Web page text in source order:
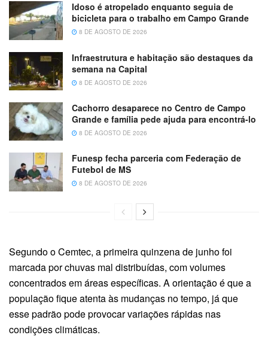
Idoso é atropelado enquanto seguia de
bicicleta para o trabalho em Campo Grande
8 DE AGOSTO DE 2026
Infraestrutura e habitação são destaques da
semana na Capital
8 DE AGOSTO DE 2026
Cachorro desaparece no Centro de Campo
Grande e família pede ajuda para encontrá-lo
8 DE AGOSTO DE 2026
Funesp fecha parceria com Federação de
Futebol de MS
8 DE AGOSTO DE 2026
Segundo o Cemtec, a primeira quinzena de junho foi
marcada por chuvas mal distribuídas, com volumes
concentrados em áreas específicas. A orientação é que a
população fique atenta às mudanças no tempo, já que
esse padrão pode provocar variações rápidas nas
condições climáticas.